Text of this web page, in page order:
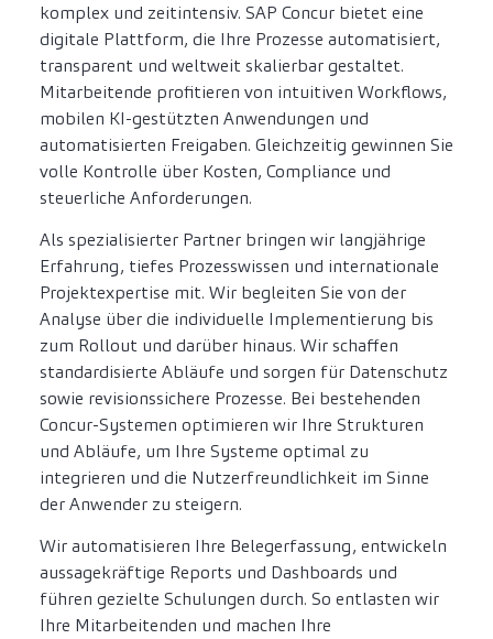
komplex und zeitintensiv. SAP Concur bietet eine
digitale Plattform, die Ihre Prozesse automatisiert,
transparent und weltweit skalierbar gestaltet.
Mitarbeitende profitieren von intuitiven Workflows,
mobilen KI-gestützten Anwendungen und
automatisierten Freigaben. Gleichzeitig gewinnen Sie
volle Kontrolle über Kosten, Compliance und
steuerliche Anforderungen.
Als spezialisierter Partner bringen wir langjährige
Erfahrung, tiefes Prozesswissen und internationale
Projektexpertise mit. Wir begleiten Sie von der
Analyse über die individuelle Implementierung bis
zum Rollout und darüber hinaus. Wir schaffen
standardisierte Abläufe und sorgen für Datenschutz
sowie revisionssichere Prozesse. Bei bestehenden
Concur-Systemen optimieren wir Ihre Strukturen
und Abläufe, um Ihre Systeme optimal zu
integrieren und die Nutzerfreundlichkeit im Sinne
der Anwender zu steigern.
Wir automatisieren Ihre Belegerfassung, entwickeln
aussagekräftige Reports und Dashboards und
führen gezielte Schulungen durch. So entlasten wir
Ihre Mitarbeitenden und machen Ihre